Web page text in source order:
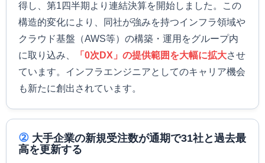
得し、第1四半期より連結決算を開始しました。この
構造的変化により、同社が強みを持つインフラ領域や
クラウド基盤（AWS等）の構築・運用をグループ内
に取り込み、
「0次DX」の提供範囲を大幅に拡大させ
ています。インフラエンジニアとしてのキャリア機会
も新たに創出されています。
② 大手企業の新規受注数が通期で31社と過去最
高を更新する